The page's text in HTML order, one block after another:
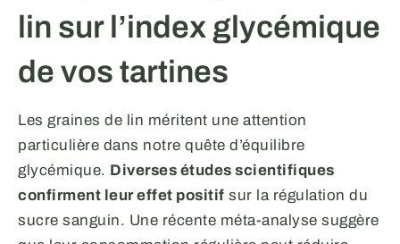
lin sur l’index glycémique
de vos tartines
Les graines de lin méritent une attention
particulière dans notre quête d’équilibre
glycémique. Diverses études scientifiques
confirment leur effet positif sur la régulation du
sucre sanguin. Une récente méta-analyse suggère